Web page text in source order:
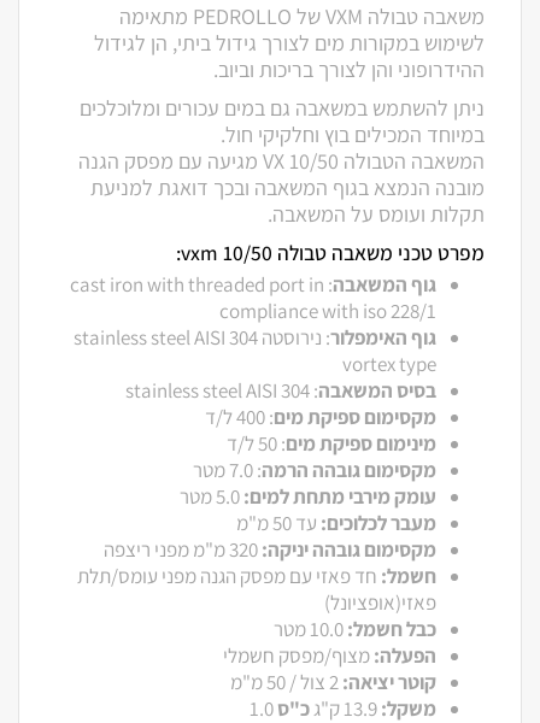
משאבה טבולה VXM של PEDROLLO מתאימה
לשימוש במקורות מים לצורך גידול ביתי, הן לגידול
ההידרופוני והן לצורך בריכות וביוב.
ניתן להשתמש במשאבה גם במים עכורים ומלוכלכים
במיוחד המכילים בוץ וחלקיקי חול.
המשאבה הטבולה VX 10/50 מגיעה עם מפסק הגנה
מובנה הנמצא בגוף המשאבה ובכך דואגת למניעת
תקלות ועומס על המשאבה.
מפרט טכני משאבה טבולה 10/50 vxm:
גוף המשאבה : cast iron with threaded port in
compliance with iso 228/1
גוף האימפלור
: נירוסטה stainless steel AISI 304
vortex type
בסיס המשאבה: stainless steel AISI 304
מקסימום ספיקת מים: 400 ל/ד
מינימום ספיקת מים: 50 ל/ד
מקסימום גובהה הרמה: 7.0 מטר
עומק מירבי מתחת למים:
מעבר לכלוכים: עד 50 מ"מ
מקסימום גובהה יניקה:
חשמל: חד פאזי עם מפסק הגנה מפני עומס/תלת
פאזי(אופציונל)
כבל חשמל:
הפעלה:מצוף/מפסק חשמלי
קוטר יציאה:
משקל:13.9 ק"ג כ"ס